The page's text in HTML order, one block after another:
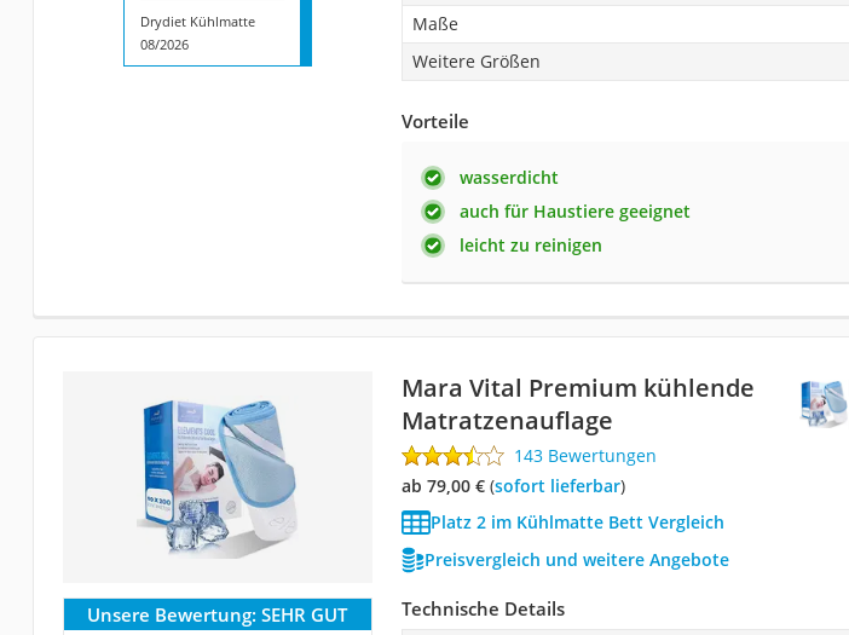
Drydiet Kühlmatte
08/2026
Maße
Weitere Größen
Vorteile
wasserdicht
auch für Haustiere geeignet
leicht zu reinigen
Mara Vital Premium kühlende
Matratzenauflage
143 Bewertungen
ab 79,00 €( Sofort lieferbar)
Platz 2 im Kühlmatte Bett Vergleich
Preisvergleich und weitere Angebote
Unsere Bewertung: SEHR GUT
Technische Details